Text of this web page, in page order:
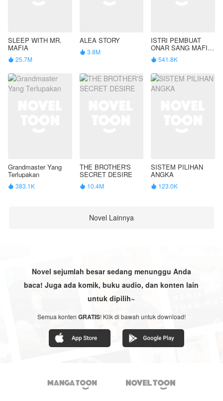
SLEEP WITH MR.
MAFIA
 25.7M
ALEA STORY
 3.8M
ISTRI PEMBUAT
ONAR SANG MAFIA
KEJAM
 541.8K
Grandmaster Yang
Terlupakan
 383.1K
THE BROTHER'S
SECRET DESIRE
 10.4M
SISTEM PILIHAN
ANGKA
 123.0K
Novel Lainnya
Novel sejumlah besar sedang menunggu Anda
baca! Juga ada komik, buku audio, dan konten lain
untuk dipilih~
Semua konten GRATIS! Klik di bawah untuk download!
 